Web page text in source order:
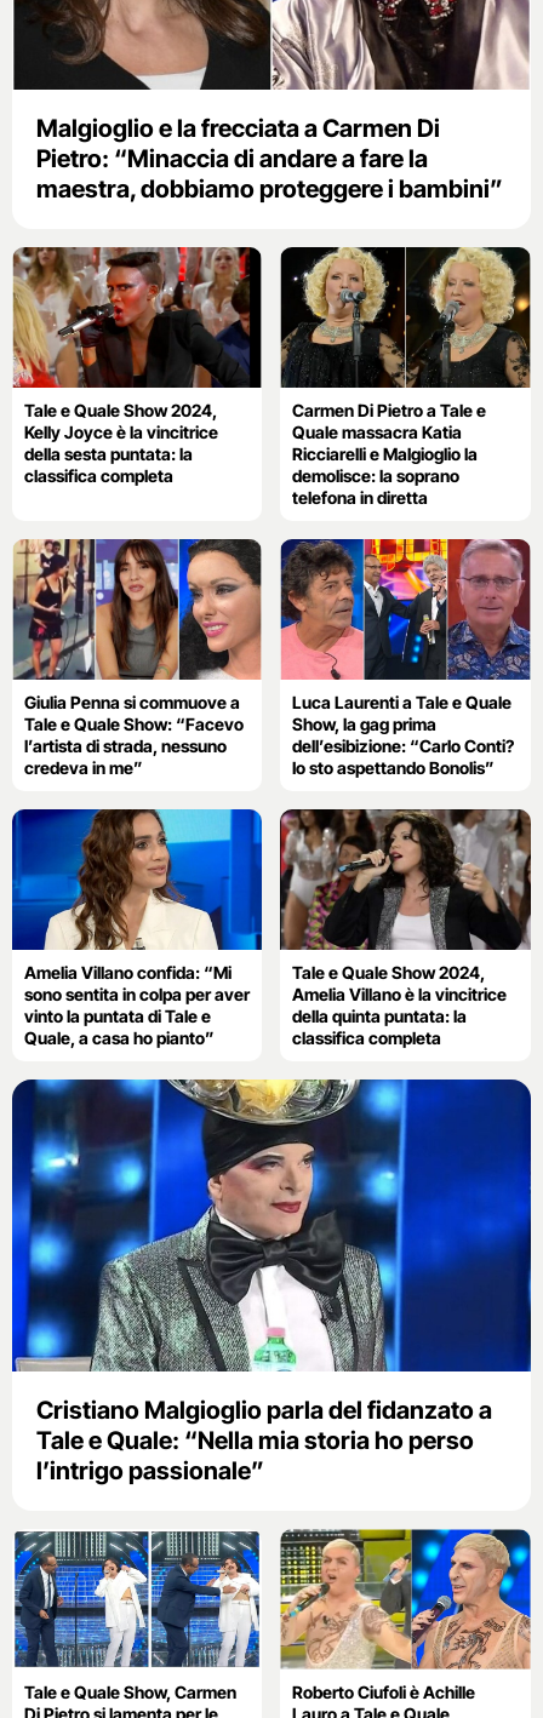
Malgioglio e la frecciata a Carmen Di
Pietro: “Minaccia di andare a fare la
maestra, dobbiamo proteggere i bambini”
Tale e Quale Show 2024,
Kelly Joyce è la vincitrice
della sesta puntata: la
classifica completa
Carmen Di Pietro a Tale e
Quale massacra Katia
Ricciarelli e Malgioglio la
demolisce: la soprano
telefona in diretta
Giulia Penna si commuove a
Tale e Quale Show: “Facevo
l’artista di strada, nessuno
credeva in me”
Luca Laurenti a Tale e Quale
Show, la gag prima
dell’esibizione: “Carlo Conti?
Io sto aspettando Bonolis”
Amelia Villano confida: “Mi
sono sentita in colpa per aver
vinto la puntata di Tale e
Quale, a casa ho pianto”
Tale e Quale Show 2024,
Amelia Villano è la vincitrice
della quinta puntata: la
classifica completa
Cristiano Malgioglio parla del fidanzato a
Tale e Quale: “Nella mia storia ho perso
l’intrigo passionale”
Tale e Quale Show, Carmen
Di Pietro si lamenta per le
Roberto Ciufoli è Achille
Lauro a Tale e Quale,